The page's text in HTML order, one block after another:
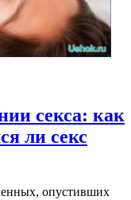
секса: как
ли секс
опустивших